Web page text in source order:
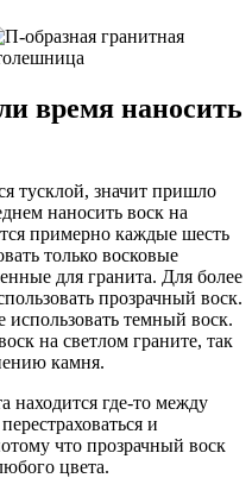
время наносить
тусклой, значит пришло
наносить воск на
примерно каждые шесть
только восковые
для гранита. Для более
прозрачный воск.
использовать темный воск.
на светлом граните, так
камня.
находится где-то между
и
что прозрачный воск
цвета.